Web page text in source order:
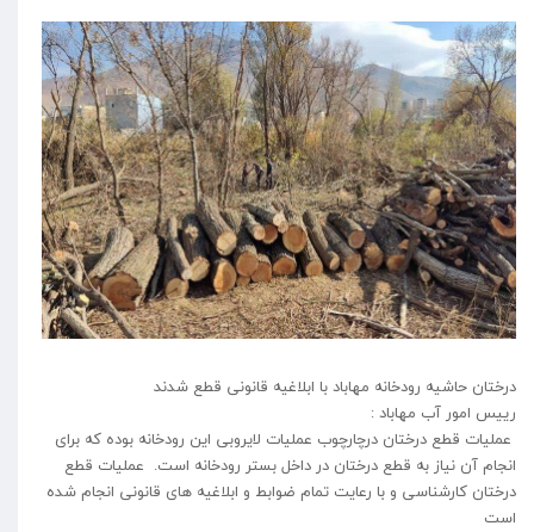
درختان حاشیه رودخانه مهاباد با ابلاغیه قانونی قطع شدند
رییس امور آب مهاباد :
عملیات قطع درختان درچارچوب عملیات لایروبی این رودخانه بوده که برای
انجام آن نیاز به قطع درختان در داخل بستر رودخانه است. عملیات قطع
درختان کارشناسی و با رعایت تمام ضوابط و ابلاغیه های قانونی انجام شده
است